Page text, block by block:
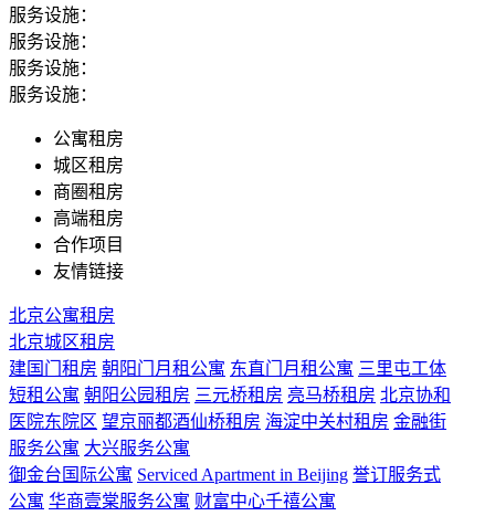
服务设施：
服务设施：
服务设施：
服务设施：
公寓租房
城区租房
商圈租房
高端租房
合作项目
友情链接
北京公寓租房
北京城区租房
建国门租房 朝阳门月租公寓 东直门月租公寓 三里屯工体
短租公寓 朝阳公园租房 三元桥租房 亮马桥租房 北京协和
医院东院区 望京丽都酒仙桥租房 海淀中关村租房 金融街
服务公寓 大兴服务公寓
御金台国际公寓 Serviced Apartment in Beijing 誉订服务式
公寓 华商壹棠服务公寓 财富中心千禧公寓